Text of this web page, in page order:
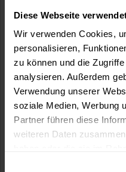
Diese Webseite
Wir verwenden Cookies,
personalisieren,
zu können und die
analysieren. Außerdem
Verwendung unserer
soziale Medien, Werbung
Partner führen diese
weiteren Daten
PE-HD Folie
PE-HD Abdeckfolie
Verfügbare Varianten
20 m x 55 cm
20 m x 110 cm
2 weitere